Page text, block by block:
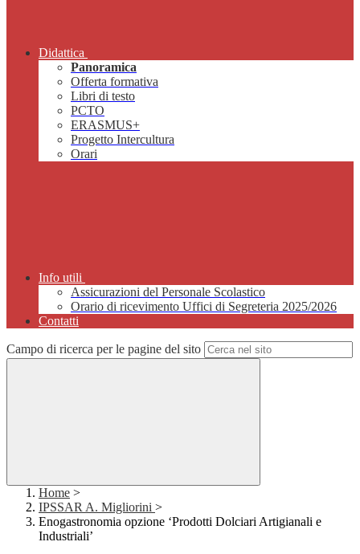
Didattica
Panoramica
Offerta formativa
Libri di testo
PCTO
ERASMUS+
Progetto Intercultura
Orari
Info utili
Assicurazioni del Personale Scolastico
Orario di ricevimento Uffici di Segreteria 2025/2026
Contatti
Campo di ricerca per le pagine del sito
Home >
IPSSAR A. Migliorini >
Enogastronomia opzione ‘Prodotti Dolciari Artigianali e
Industriali’